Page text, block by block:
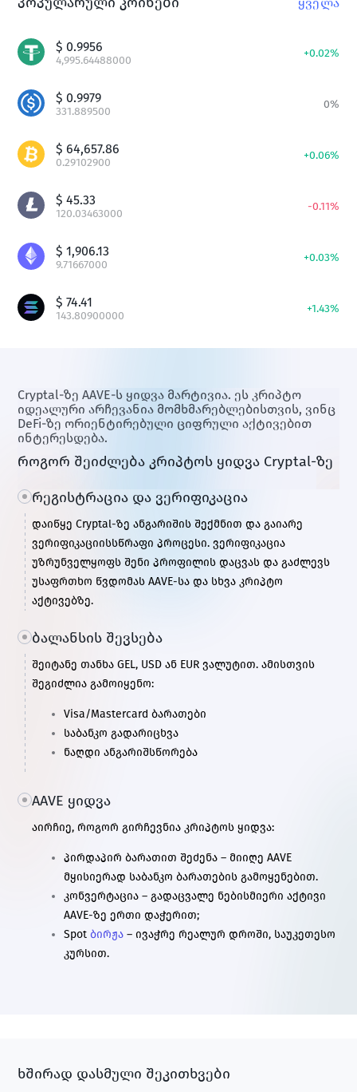
$ 0.9956
4,995.64488000
+0.02%
$ 0.9979
331.889500
0%
$ 64,657.86
0.29102900
+0.06%
$ 45.33
120.03463000
-0.11%
$ 1,906.13
9.71667000
+0.03%
$ 74.41
143.80900000
+1.43%
როგორ შეიძლება კრიპტოს ყიდვა Cryptal-ზე
Cryptal-ზე AAVE-ს ყიდვა მარტივია. ეს კრიპტო
იდეალური არჩევანია მომხმარებლებისთვის, ვინც
DeFi-ზე ორიენტირებული ციფრული აქტივებით
ინტერესდება.
რეგისტრაცია და ვერიფიკაცია
დაიწყე Cryptal-ზე ანგარიშის შექმნით და გაიარე
ვერიფიკაციისსწრაფი პროცესი. ვერიფიკაცია
უზრუნველყოფს შენი პროფილის დაცვას და გაძლევს
უსაფრთხო წვდომას AAVE-სა და სხვა კრიპტო
აქტივებზე.
ბალანსის შევსება
შეიტანე თანხა GEL, USD ან EUR ვალუტით. ამისთვის
შეგიძლია გამოიყენო:
Visa/Mastercard ბარათები
საბანკო გადარიცხვა
ნაღდი ანგარიშსწორება
AAVE ყიდვა
აირჩიე, როგორ გირჩევნია კრიპტოს ყიდვა:
პირდაპირ ბარათით შეძენა – მიიღე AAVE
მყისიერად საბანკო ბარათების გამოყენებით.
კონვერტაცია – გადაცვალე ნებისმიერი აქტივი
AAVE-ზე ერთი დაჭერით;
Spot ბირჟა – ივაჭრე რეალურ დროში, საუკეთესო
კურსით.
ხშირად დასმული შეკითხვები